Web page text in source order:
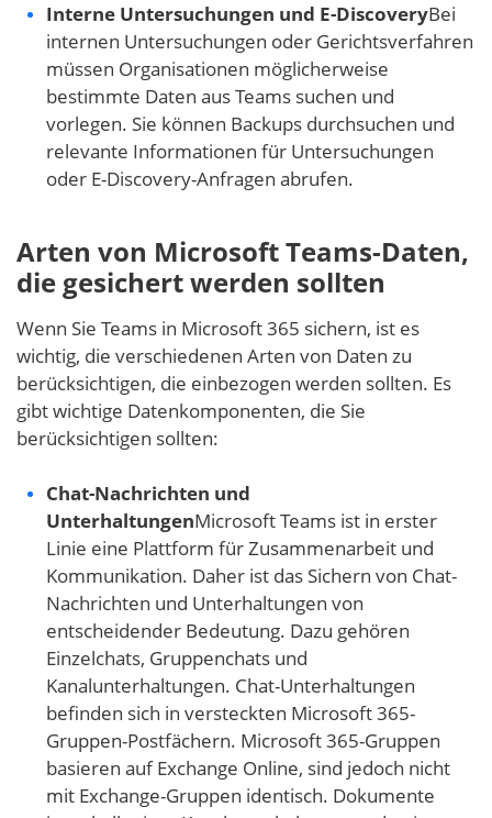
Interne Untersuchungen und E-DiscoveryBei
internen Untersuchungen oder Gerichtsverfahren
müssen Organisationen möglicherweise
bestimmte Daten aus Teams suchen und
vorlegen. Sie können Backups durchsuchen und
relevante Informationen für Untersuchungen
oder E-Discovery-Anfragen abrufen.
Arten von Microsoft Teams-Daten,
die gesichert werden sollten
Wenn Sie Teams in Microsoft 365 sichern, ist es
wichtig, die verschiedenen Arten von Daten zu
berücksichtigen, die einbezogen werden sollten. Es
gibt wichtige Datenkomponenten, die Sie
berücksichtigen sollten:
Chat-Nachrichten und
UnterhaltungenMicrosoft Teams ist in erster
Linie eine Plattform für Zusammenarbeit und
Kommunikation. Daher ist das Sichern von Chat-
Nachrichten und Unterhaltungen von
entscheidender Bedeutung. Dazu gehören
Einzelchats, Gruppenchats und
Kanalunterhaltungen. Chat-Unterhaltungen
befinden sich in versteckten Microsoft 365-
Gruppen-Postfächern. Microsoft 365-Gruppen
basieren auf Exchange Online, sind jedoch nicht
mit Exchange-Gruppen identisch. Dokumente